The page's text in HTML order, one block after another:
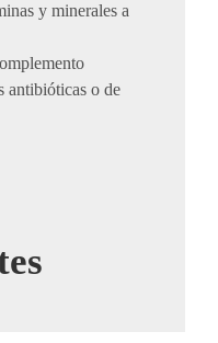
y minerales a
antibióticas o de